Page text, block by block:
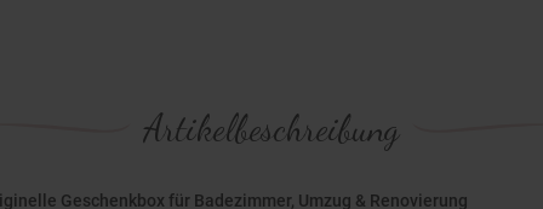
Artikelbeschreibung
Geschenkbox für Badezimmer, Umzug & Renovierung